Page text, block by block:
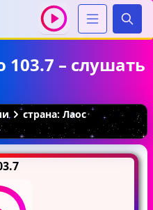
103.7 – слушать
страна: Лаос